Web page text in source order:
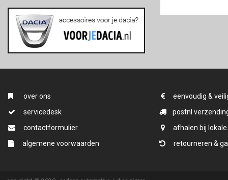
over ons
servicedesk
contactformulier
algemene voorwaarden
eenvoudig &
postnl
afhalen bij
retourneren &